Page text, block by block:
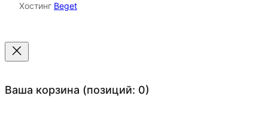
Хостинг Beget
Ваша корзина (позиций: 0)